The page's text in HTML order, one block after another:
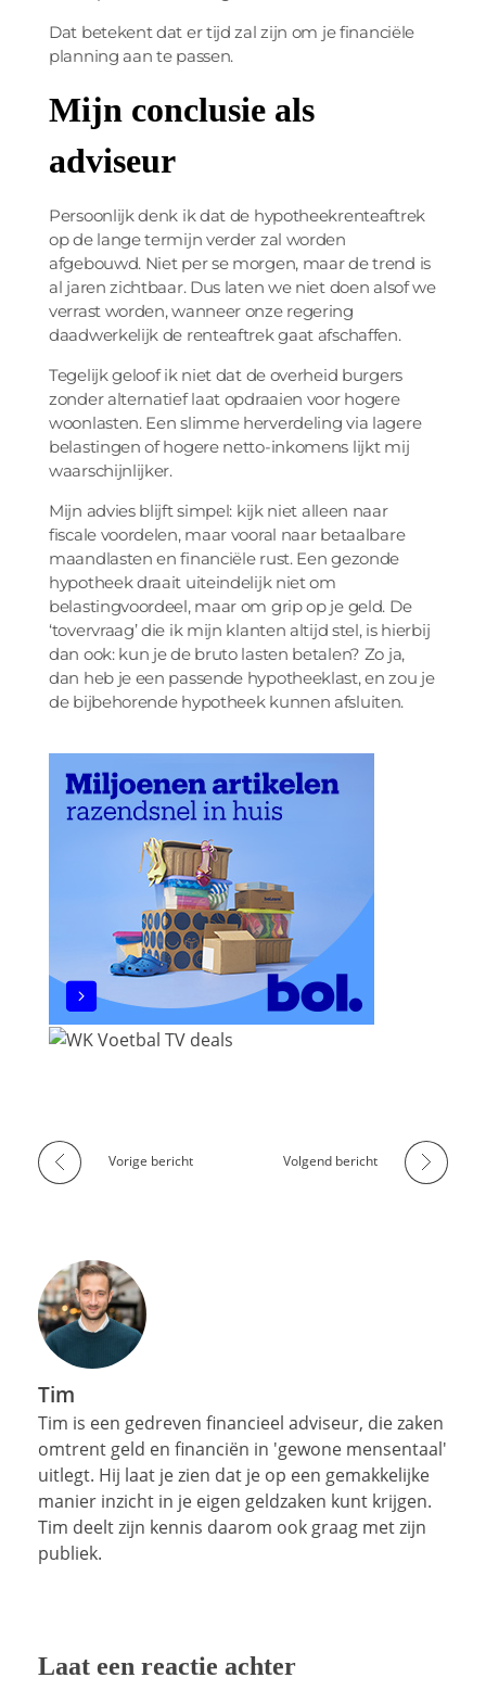
Dat betekent dat er tijd zal zijn om je financiële
planning aan te passen.
Mijn conclusie als
adviseur
Persoonlijk denk ik dat de hypotheekrenteaftrek
op de lange termijn verder zal worden
afgebouwd. Niet per se morgen, maar de trend is
al jaren zichtbaar. Dus laten we niet doen alsof we
verrast worden, wanneer onze regering
daadwerkelijk de renteaftrek gaat afschaffen.
Tegelijk geloof ik niet dat de overheid burgers
zonder alternatief laat opdraaien voor hogere
woonlasten. Een slimme herverdeling via lagere
belastingen of hogere netto-inkomens lijkt mij
waarschijnlijker.
Mijn advies blijft simpel: kijk niet alleen naar
fiscale voordelen, maar vooral naar betaalbare
maandlasten en financiële rust. Een gezonde
hypotheek draait uiteindelijk niet om
belastingvoordeel, maar om grip op je geld. De
‘tovervraag’ die ik mijn klanten altijd stel, is hierbij
dan ook: kun je de bruto lasten betalen? Zo ja,
dan heb je een passende hypotheeklast, en zou je
de bijbehorende hypotheek kunnen afsluiten.
Vorige bericht Volgend bericht
Tim
Tim is een gedreven financieel adviseur, die zaken
omtrent geld en financiën in 'gewone mensentaal'
uitlegt. Hij laat je zien dat je op een gemakkelijke
manier inzicht in je eigen geldzaken kunt krijgen.
Tim deelt zijn kennis daarom ook graag met zijn
publiek.
Laat een reactie achter